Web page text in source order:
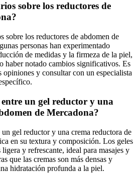
sobre los reductores de
sobre los reductores de abdomen de
personas han experimentado
de medidas y la firmeza de la piel,
haber notado cambios significativos. Es
opiniones y consultar con un especialista
un gel reductor y una
de Mercadona?
gel reductor y una crema reductora de
en su textura y composición. Los geles
y refrescante, ideal para masajes y
que las cremas son más densas y
hidratación profunda a la piel.